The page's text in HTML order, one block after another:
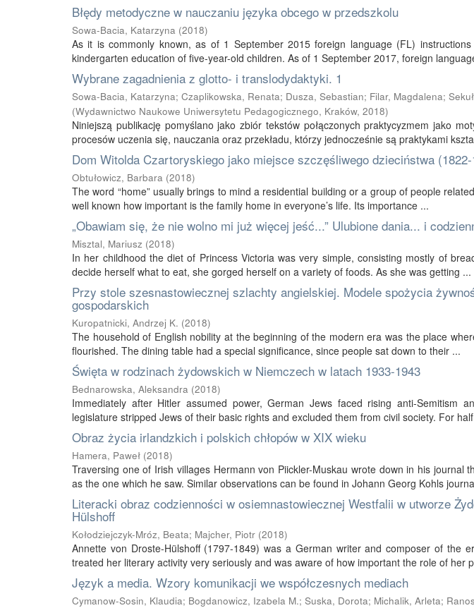
Błędy metodyczne w nauczaniu języka obcego w przedszkolu
Sowa-Bacia, Katarzyna (2018)
As it is commonly known, as of 1 September 2015 foreign language (FL)
kindergarten education of five-year-old children. As of 1 September 2017, foreign
Wybrane zagadnienia z glotto- i translodydaktyki. 1
Sowa-Bacia, Katarzyna; Czaplikowska, Renata; Dusza, Sebastian; Filar, Magdalena;
(Wydawnictwo Naukowe Uniwersytetu Pedagogicznego, Kraków, 2018)
Niniejszą publikację pomyślano jako zbiór tekstów połączonych praktycyzmem jako
procesów uczenia się, nauczania oraz przekładu, którzy jednocześnie są praktykami
Dom Witolda Czartoryskiego jako miejsce szczęśliwego dzieciństwa (1822-
Obtułowicz, Barbara (2018)
The word “home” usually brings to mind a residential building or a group of people
well known how important is the family home in everyone’s life. Its importance ...
„Obawiam się, że nie wolno mi już więcej jeść...” Ulubione dania... i
Misztal, Mariusz (2018)
In her childhood the diet of Princess Victoria was very simple, consisting mostly of
decide herself what to eat, she gorged herself on a variety of foods. As she was getting ...
Przy stole szesnastowiecznej szlachty angielskiej. Modele spożycia
gospodarskich
Kuropatnicki, Andrzej K. (2018)
The household of English nobility at the beginning of the modern era was the place
flourished. The dining table had a special significance, since people sat down to their ...
Święta w rodzinach żydowskich w Niemczech w latach 1933-1943
Bednarowska, Aleksandra (2018)
Immediately after Hitler assumed power, German Jews faced rising anti-Semitism
legislature stripped Jews of their basic rights and excluded them from civil society. For
Obraz życia irlandzkich i polskich chłopów w XIX wieku
Hamera, Paweł (2018)
Traversing one of Irish villages Hermann von Piickler-Muskau wrote down in his journal
as the one which he saw. Similar observations can be found in Johann Georg Kohls
Literacki obraz codzienności w osiemnastowiecznej Westfalii w utworze
Hülshoff
Kołodziejczyk-Mróz, Beata; Majcher, Piotr (2018)
Annette von Droste-Hülshoff (1797-1849) was a German writer and composer of the
treated her literary activity very seriously and was aware of how important the role of her
Język a media. Wzory komunikacji we współczesnych mediach
Cymanow-Sosin, Klaudia; Bogdanowicz, Izabela M.; Suska, Dorota; Michalik, Arleta;